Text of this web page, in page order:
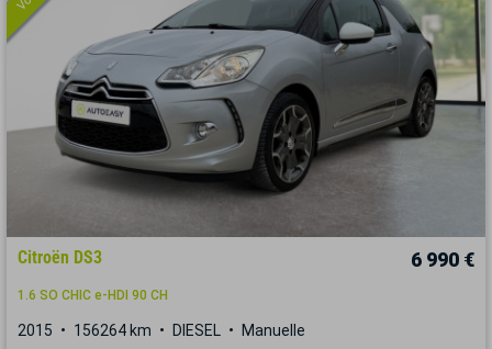
Citroën DS3 6 990 €
1.6 SO CHIC e-HDI 90 CH
2015 156264 km DIESEL Manuelle